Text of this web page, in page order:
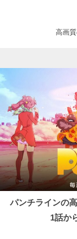
高画
パンチラインの
1話か